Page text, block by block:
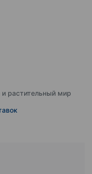
растительный мир